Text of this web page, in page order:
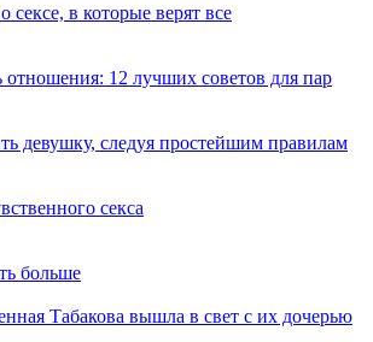
сексе, в которые верят все
отношения: 12 лучших советов для пар
девушку, следуя простейшим правилам
секса
больше
Табакова вышла в свет с их дочерью